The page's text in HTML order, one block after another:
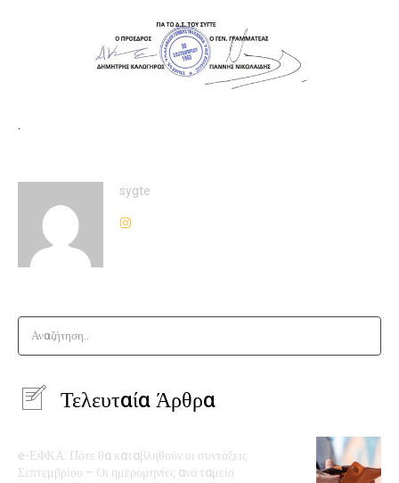
.
sygte
Αναζήτηση..
Τελευταία Άρθρα
e-ΕΦΚΑ: Πότε θα καταβληθούν οι συντάξεις
Σεπτεμβρίου – Οι ημερομηνίες ανά ταμείο